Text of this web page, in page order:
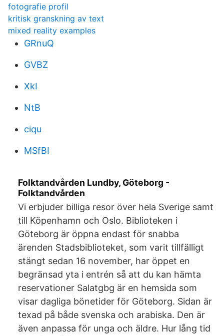
fotografie profil
kritisk granskning av text
mixed reality examples
GRnuQ
GVBZ
XkI
NtB
ciqu
MSfBI
Folktandvården Lundby, Göteborg -
Folktandvården
Vi erbjuder billiga resor över hela Sverige samt
till Köpenhamn och Oslo. Biblioteken i
Göteborg är öppna endast för snabba
ärenden Stadsbiblioteket, som varit tillfälligt
stängt sedan 16 november, har öppet en
begränsad yta i entrén så att du kan hämta
reservationer Salatgbg är en hemsida som
visar dagliga bönetider för Göteborg. Sidan är
texad på både svenska och arabiska. Den är
även anpassa för unga och äldre. Hur lång tid